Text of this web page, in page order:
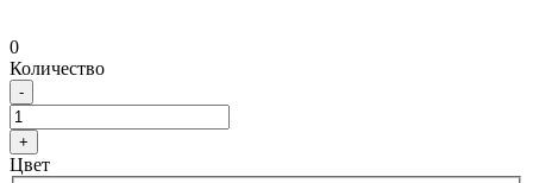
0
Количество
-
+
Цвет